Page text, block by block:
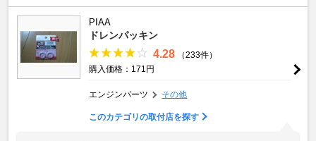
PIAA
ドレンパッキン
4.28
（233件）
購入価格：171円
エンジンパーツ その他
このカテゴリの取付店を探す